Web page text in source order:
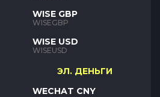
WISE GBP
WISEGBP
WISE USD
WISEUSD
ЭЛ. ДЕНЬГИ
WECHAT CNY